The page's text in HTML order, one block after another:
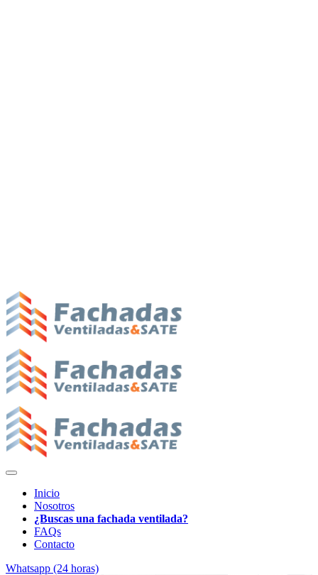
Inicio
Nosotros
¿Buscas una fachada ventilada?
FAQs
Contacto
Whatsapp (24 horas)